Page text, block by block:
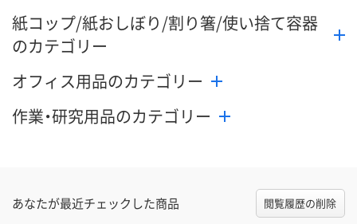
紙コップ/紙おしぼり/割り箸/使い捨て容器
のカテゴリー
オフィス用品のカテゴリー
作業・研究用品のカテゴリー
あなたが最近チェックした商品 閲覧履歴の削除